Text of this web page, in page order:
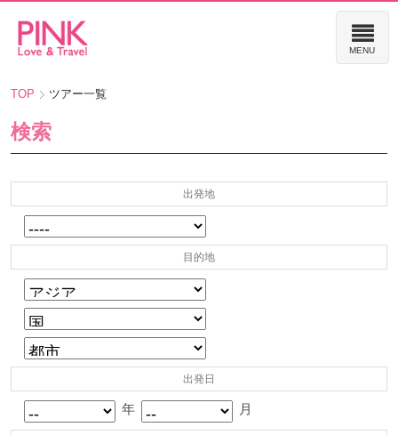
TOP ツアー一覧
検索
出発地
目的地
出発日
年 月